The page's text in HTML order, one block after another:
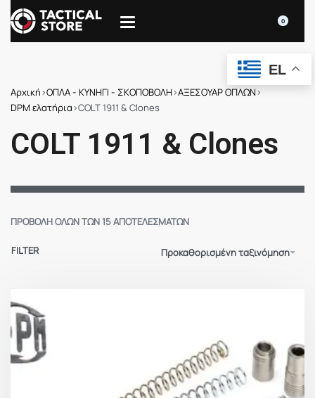
0
Αρχική›ΟΠΛΑ - ΚΥΝΗΓΙ - ΣΚΟΠΟΒΟΛΗ›ΑΞΕΣΟΥΑΡ ΟΠΛΩΝ›
DPM ελατήρια›COLT 1911 & Clones
COLT 1911 & Clones
ΠΡΟΒΟΛΉ ΌΛΩΝ ΤΩΝ 15 ΑΠΟΤΕΛΕΣΜΆΤΩΝ
Προκαθορισμένη ταξινόμηση
FILTER
EL